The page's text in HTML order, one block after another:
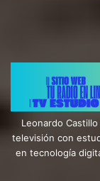
Leonardo
televisión con
en tecnología